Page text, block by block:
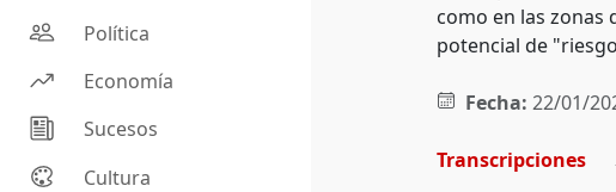
Política
Economía
Sucesos
Cultura
como en las zonas
potencial de
Fecha: 22/01/
Transcripciones